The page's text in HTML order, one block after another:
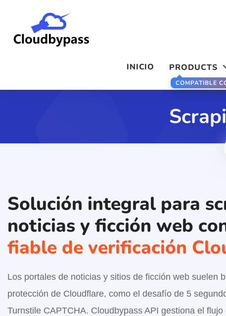
INICIO PRODUCTS
COMPATIBLE
Solución integral para
noticias y ficción web
fiable de verificación
Los portales de noticias y sitios de ficción web suelen
protección de Cloudflare, como el desafío de 5
Turnstile CAPTCHA. Cloudbypass API gestiona el